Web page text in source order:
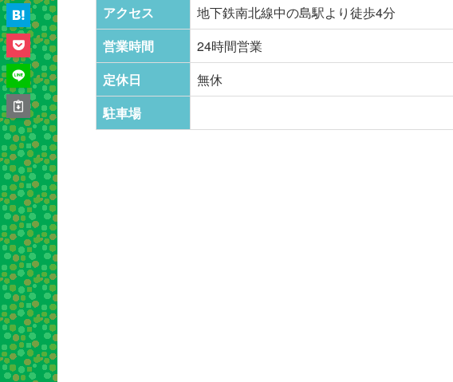
アクセス
地下鉄南北線中の島駅より徒歩4分
営業時間
24時間営業
定休日
無休
駐車場